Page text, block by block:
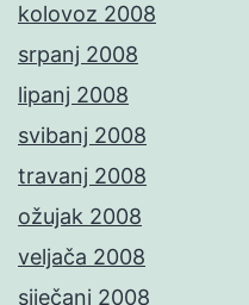
kolovoz 2008
srpanj 2008
lipanj 2008
svibanj 2008
travanj 2008
ožujak 2008
veljača 2008
siječanj 2008